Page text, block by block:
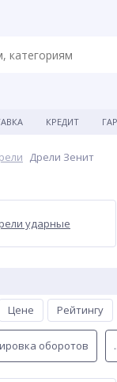
КРЕДИТ
Дрели Зенит
ударные
Цене Рейтингу
оборотов